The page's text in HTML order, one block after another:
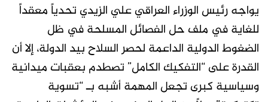
يواجه رئيس الوزراء العراقي علي الزيدي تحدياً معقداً
للغاية في ملف حل الفصائل المسلحة في ظل
الضغوط الدولية الداعمة لحصر السلاح بيد الدولة، إلا أن
القدرة على “التفكيك الكامل” تصطدم بعقبات ميدانية
وسياسية كبرى تجعل المهمة أشبه بـ “تسوية